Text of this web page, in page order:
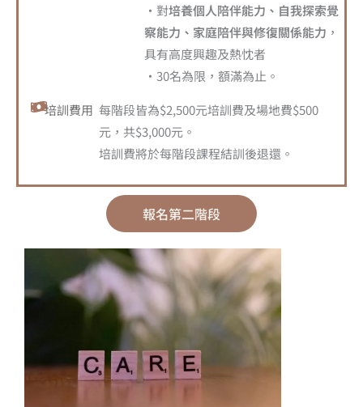
・對培養個人陪伴能力、自我探索覺
察能力、家庭陪伴與修復關係能力 ，
具有高度興趣及熱忱者
・30名為限，額滿為止。
培訓費用 每階段皆為$2,500元培訓費及場地費$500
元，共$3,000元。
培訓費將於每階段課程結訓後退還。
報名第二階段